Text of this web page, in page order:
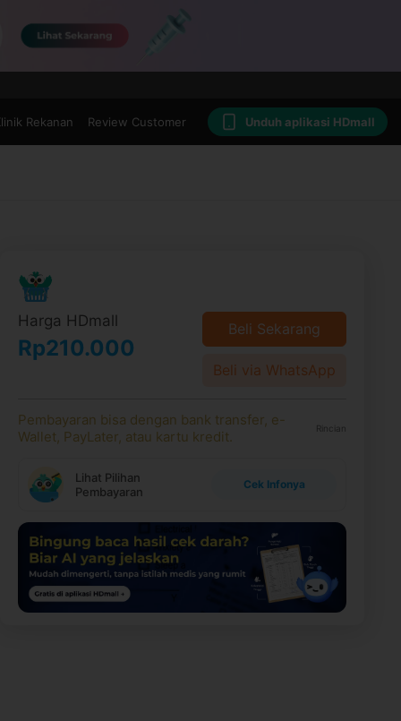
Rekanan Review Customer Unduh aplikasi HDmall
Harga HDmall
Rp210.000
Beli Sekarang
Beli via WhatsApp
Pembayaran bisa dengan bank transfer, e-
Wallet, PayLater, atau kartu kredit.
Rincian
Lihat Pilihan
Pembayaran
Cek Infonya